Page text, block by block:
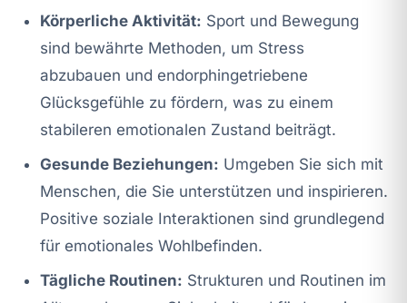
Körperliche Aktivität: Sport und Bewegung
sind bewährte Methoden, um Stress
abzubauen und endorphingetriebene
Glücksgefühle zu fördern, was zu einem
stabileren emotionalen Zustand beiträgt.
Gesunde Beziehungen: Umgeben Sie sich mit
Menschen, die Sie unterstützen und inspirieren.
Positive soziale Interaktionen sind grundlegend
für emotionales Wohlbefinden.
Tägliche Routinen: Strukturen und Routinen im